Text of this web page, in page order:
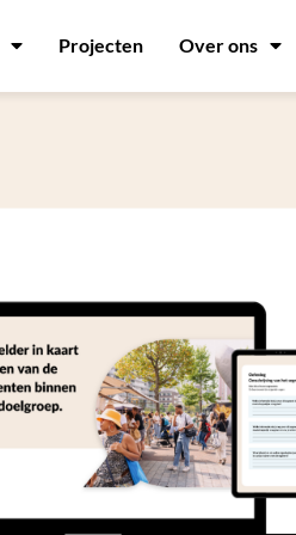
Projecten Over ons